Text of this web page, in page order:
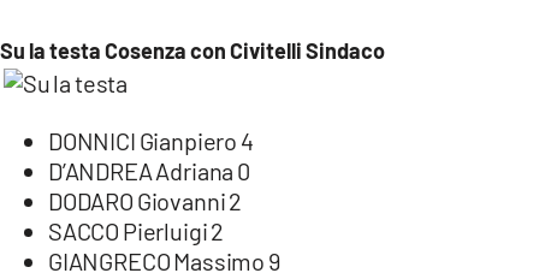
LACONAIR.IT
LACITYMAG.IT
ILREGGINO.IT
COSENZACHANNEL.IT
ILVIBONESE.IT
CATANZAROCHANNEL.IT
Su la testa Cosenza con Civitelli Sindaco
DONNICI Gianpiero 4
D’ANDREA Adriana 0
DODARO Giovanni 2
SACCO Pierluigi 2
GIANGRECO Massimo 9